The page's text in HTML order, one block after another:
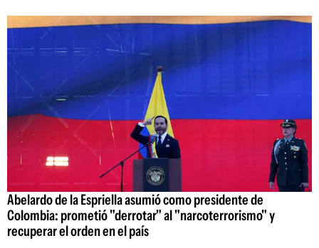
Abelardo de la Espriella asumió como presidente de
Colombia: prometió "derrotar" al "narcoterrorismo" y
recuperar el orden en el país